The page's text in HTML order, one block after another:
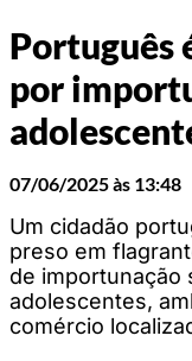
Português
por
07/06/2025 às 13:48
Um cidadão
preso em
de importunação
adolescentes,
comércio